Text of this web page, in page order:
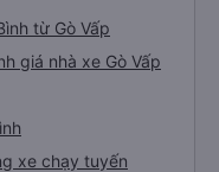
từ Gò Vấp
giá nhà xe Gò Vấp
xe chạy tuyến